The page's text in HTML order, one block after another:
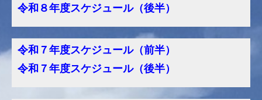
球場案内
大会記録
ダウンロード
令和８年度スケジュール（後半）
令和７年度スケジュール（前半）
令和７ 年度スケジュール（後半）